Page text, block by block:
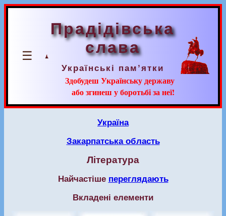
☰
Прадідівська
слава
Українські пам’ятки
Здобудеш Українську державу
або згинеш у боротьбі за неї!
Україна
Закарпатська область
Література
Найчастіше переглядають
Вкладені елементи